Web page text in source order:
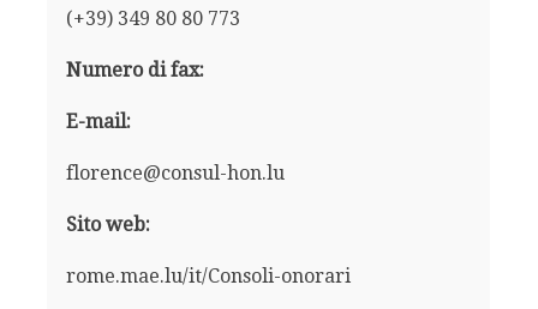
(+39) 349 80 80 773
Numero di fax:
E-mail:
florence@consul-hon.lu
Sito web:
rome.mae.lu/it/Consoli-onorari